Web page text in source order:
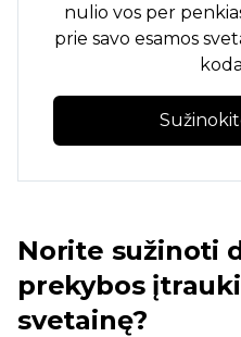
nulio vos per
prie savo esamos
Norite sužinoti
prekybos
svetainę?